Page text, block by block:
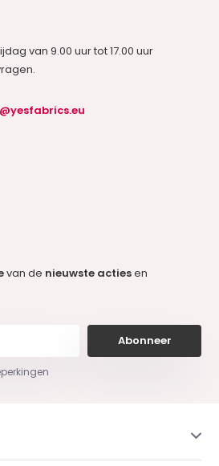
van 9.00 uur tot 17.00 uur
van de nieuwste actiesen
Abonneer